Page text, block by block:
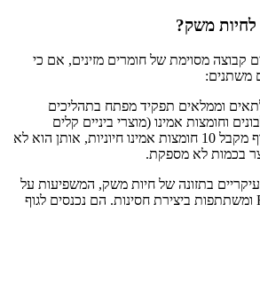
לחיות משק?
קבוצה מסוימת של חומרים מזינים, אם כי
משתנים:
לתאים וממלאים תפקיד מפתח בתהליכים
וחומצות אמינו (מוצרי ביניים קלים
לעיכול). עם חלבונים, הגוף מקבל 10 חומצות אמינו חיוניות, אותן הוא לא
בכמות לא מספקת.
בתזונה של חיות משק, המשפיעות על
סינתזה של DNA ו-RNA ומשתתפות ביצירת חסינות. הם נכנסים לגוף